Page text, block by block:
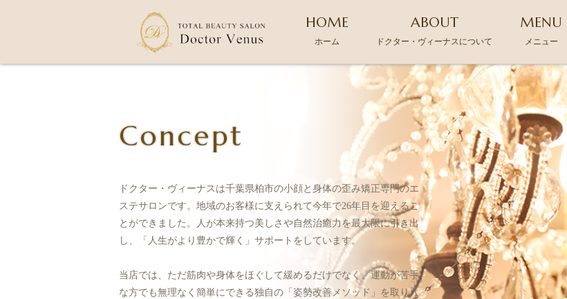
HOME
ホーム
ABOUT
ドクター・ヴィーナスについて
MENU
メニュー
Concept
ドクター・ヴィーナスは千葉県柏市の小顔と身体の歪み矯正専門のエ
ステサロンです。地域のお客様に支えられて今年で26年目を迎えるこ
とができました。人が本来持つ美しさや自然治癒力を最大限に引き出
し、「人生がより豊かで輝く」サポートをしています。
当店では、ただ筋肉や身体をほぐして緩めるだけでなく、運動が苦手
な方でも無理なく簡単にできる独自の「姿勢改善メソッド」を取り入